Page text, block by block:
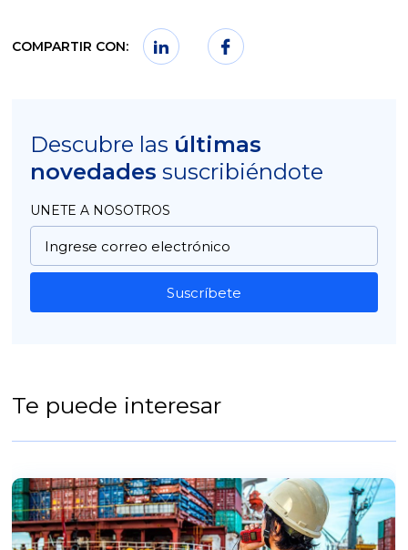
COMPARTIR CON:
Descubre las últimas
novedades suscribiéndote
UNETE A NOSOTROS
Suscríbete
Te puede interesar